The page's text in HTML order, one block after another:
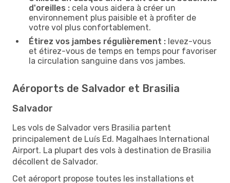
d'oreilles : cela vous aidera à créer un
environnement plus paisible et à profiter de
votre vol plus confortablement.
Étirez vos jambes régulièrement : levez-vous
et étirez-vous de temps en temps pour favoriser
la circulation sanguine dans vos jambes.
Aéroports de Salvador et Brasilia
Salvador
Les vols de Salvador vers Brasilia partent
principalement de Luís Ed. Magalhaes International
Airport. La plupart des vols à destination de Brasilia
décollent de Salvador.
Cet aéroport propose toutes les installations et